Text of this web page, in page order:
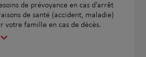
de prévoyance en cas d'arrêt
de santé (accident, maladie)
votre famille en cas de décès.